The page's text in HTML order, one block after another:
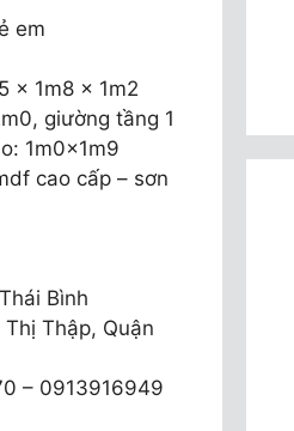
em
x 1m8 x 1m2
giường tầng 1
1m0x1m9
cao cấp – sơn
Bình
Thập, Quận
– 0913916949